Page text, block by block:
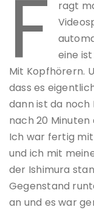
F
ragt
eine ist
Mit Kopfhörern.
dass es
dann ist da noch
nach 20
Ich war fertig mit
und ich mit
der Ishimura
Gegenstand
an und es war